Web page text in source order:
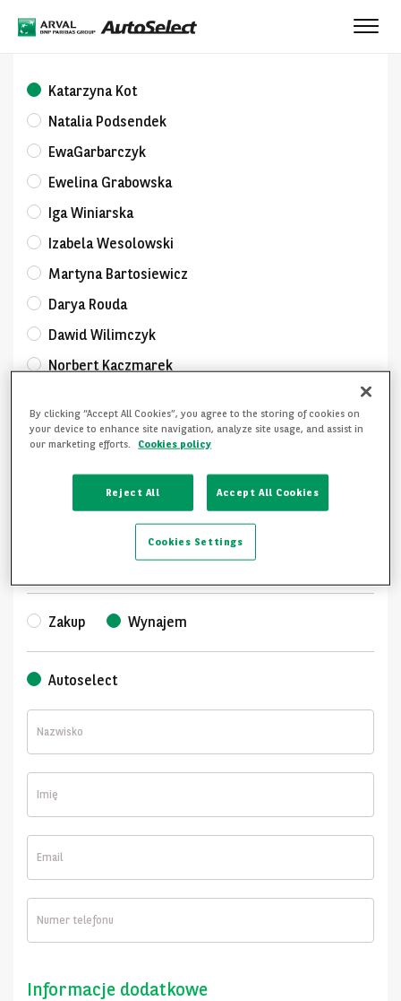
Toggle
Katarzyna Kot
Natalia Podsendek
EwaGarbarczyk
Ewelina Grabowska
Iga Winiarska
Izabela Wesolowski
Martyna Bartosiewicz
Darya Rouda
Dawid Wilimczyk
Norbert Kaczmarek
Karolina Skalik
Osoba prywatna Firma
Połączenie przychodzące Wizyta na placu
Zakup Wynajem
Autoselect
Informacje dodatkowe
By clicking “Accept All Cookies”, you agree to the storing of cookies on
your device to enhance site navigation, analyze site usage, and assist in
our marketing efforts.
Cookies policy
Reject All Accept All Cookies
Cookies Settings